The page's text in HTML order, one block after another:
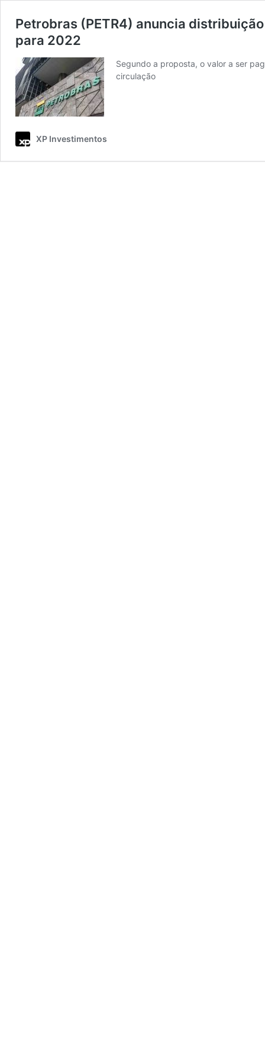
Petrobras (PETR4) anuncia
para 2022
Segundo a proposta, o valor a ser
circulação
XP Investimentos